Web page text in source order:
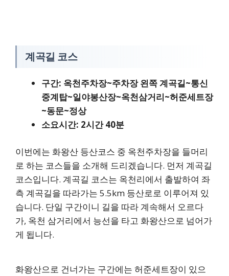
계곡길 코스
구간: 옥천주차장~주차장 왼쪽 계곡길~통신
중계탑~일야봉산장~옥천삼거리~허준세트장
~동문~정상
소요시간: 2시간 40분
이번에는 화왕산 등산코스 중 옥천주차장을 들머리
로 하는 코스들을 소개해 드리겠습니다. 먼저 계곡길
코스입니다. 계곡길 코스는 옥천리에서 출발하여 좌
측 계곡길을 따라가는 5.5km 등산로로 이루어져 있
습니다. 단일 구간이니 길을 따라 계속해서 오르다
가, 옥천 삼거리에서 능선을 타고 화왕산으로 넘어가
게 됩니다.
화왕산으로 건너가는 구간에는 허준세트장이 있으